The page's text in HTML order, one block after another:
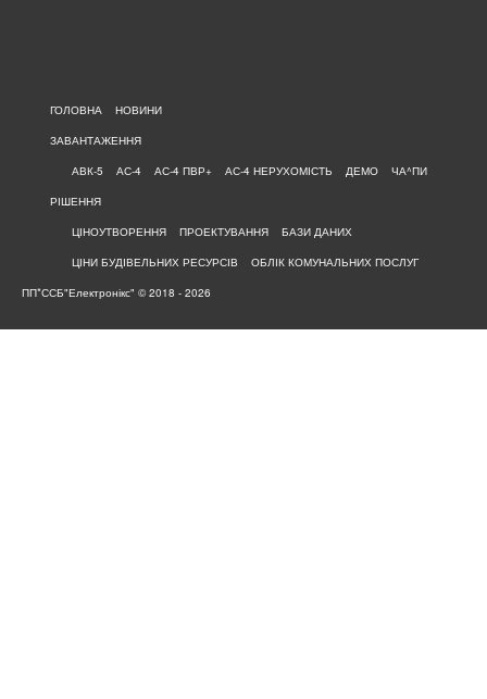
ГОЛОВНА
НОВИНИ
ЗАВАНТАЖЕННЯ
АВК-5
АС-4 АС-4 ПВР+ АС-4 НЕРУХОМІСТЬ ДЕМО
ЧА^ПИ
РІШЕННЯ
ЦІНОУТВОРЕННЯ
ПРОЕКТУВАННЯ
БАЗИ ДАНИХ
ЦІНИ БУДІВЕЛЬНИХ РЕСУРСІВ
ОБЛІК КОМУНАЛЬНИХ ПОСЛУГ
ПП*ССБ"Електронікс" © 2018 - 2026